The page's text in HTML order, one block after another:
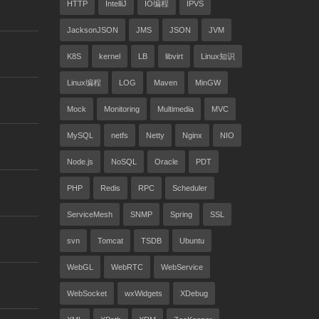
HTTP IntelliJ IO编程 IPVS
JacksonJSON JMS JSON JVM
K8S kernel LB libvirt Linux知识
Linux编程 LOG Maven MinGW
Mock Monitoring Multimedia MVC
MySQL netfs Netty Nginx NIO
Node.js NoSQL Oracle PDT
PHP Redis RPC Scheduler
ServiceMesh SNMP Spring SSL
svn Tomcat TSDB Ubuntu
WebGL WebRTC WebService
WebSocket wxWidgets XDebug